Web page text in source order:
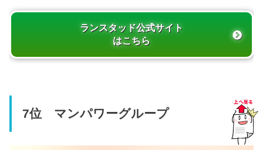
ランスタッド公式サイト
はこちら
7位 マンパワーグループ